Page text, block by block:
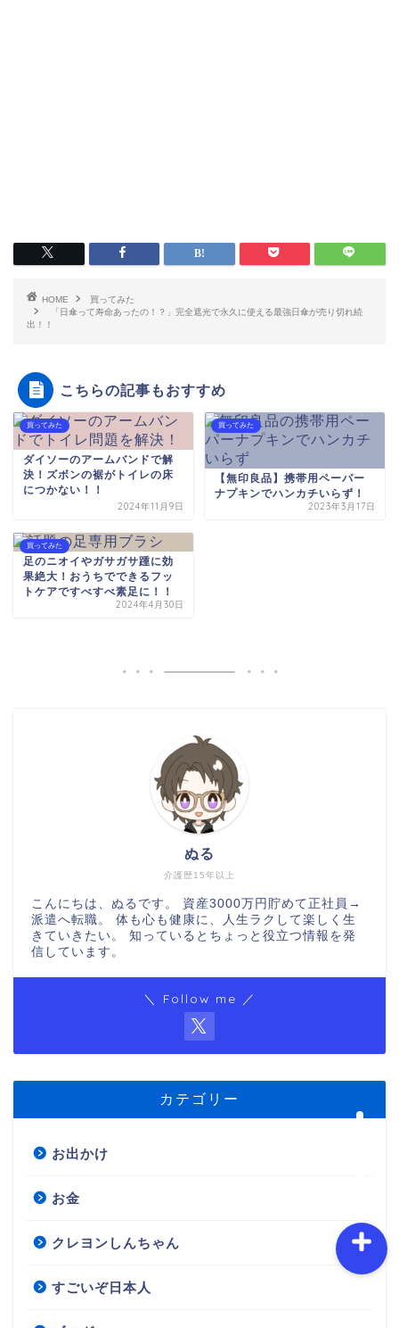
HOME
買ってみた
「日傘って寿命あったの！？」完全遮光で永久に使える最強日傘が売り切れ続
出！！
こちらの記事もおすすめ
買ってみた
ダイソーのアームバンドで解
決！ズボンの裾がトイレの床
につかない！！
2024年11月9日
買ってみた
【無印良品】携帯用ペーパー
ナプキンでハンカチいらず！
2023年3月17日
買ってみた
足のニオイやガサガサ踵に効
果絶大！おうちでできるフッ
トケアですべすべ素足に！！
2024年4月30日
介護歴15年以上
ぬる
こんにちは、ぬるです。 資産3000万円貯めて正社員→
派遣へ転職。 体も心も健康に、人生ラクして楽しく生
きていきたい。 知っているとちょっと役立つ情報を発
信しています。
＼ Follow me ／
カテゴリー
お出かけ
お金
クレヨンしんちゃん
すごいぞ日本人